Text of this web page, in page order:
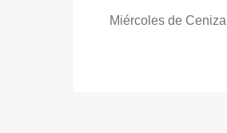
Miércoles de Ceniza